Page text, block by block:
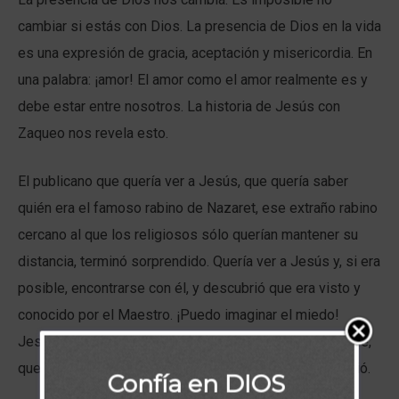
cambiar si estás con Dios. La presencia de Dios en la vida
es una expresión de gracia, aceptación y misericordia. En
una palabra: ¡amor! El amor como el amor realmente es y
debe estar entre nosotros. La historia de Jesús con
Zaqueo nos revela esto.
El publicano que quería ver a Jesús, que quería saber
quién era el famoso rabino de Nazaret, ese extraño rabino
cercano al que los religiosos sólo querían mantener su
distancia, terminó sorprendido. Quería ver a Jesús y, si era
posible, encontrarse con él, y descubrió que era visto y
conocido por el Maestro. ¡Puedo imaginar el miedo!
Jesús miró a Zaqueo y le dijo, llamándolo por su nombre,
que le gustaría ser su huésped esa noche. Y así sucedió.
Confía en DIOS